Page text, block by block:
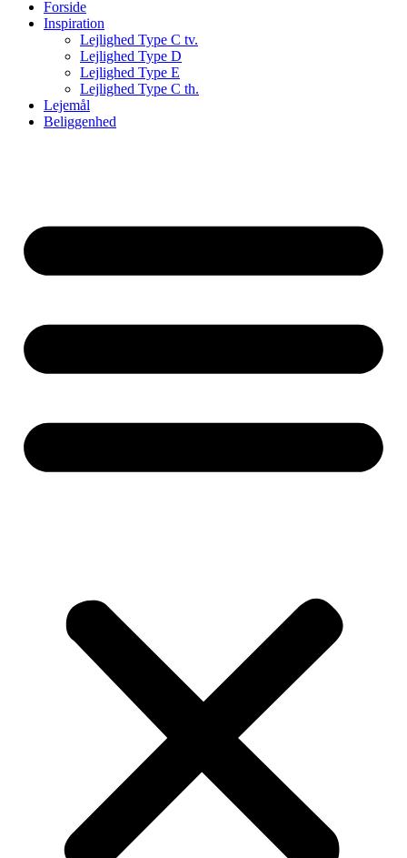
Forside
Inspiration
Lejlighed Type C tv.
Lejlighed Type D
Lejlighed Type E
Lejlighed Type C th.
Lejemål
Beliggenhed